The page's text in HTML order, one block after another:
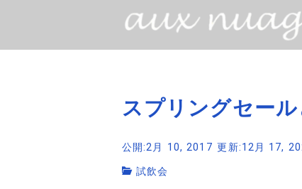
スプリングセー
公開:2月 10, 2017 更新:12月 17,
試飲会